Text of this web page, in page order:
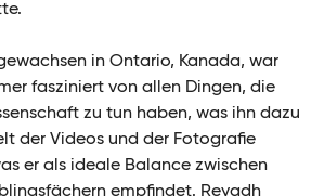
in Ontario, Kanada, war
fasziniert von allen Dingen, die
zu tun haben, was ihn dazu
der Videos und der Fotografie
er als ideale Balance zwischen
empfindet. Reyadh